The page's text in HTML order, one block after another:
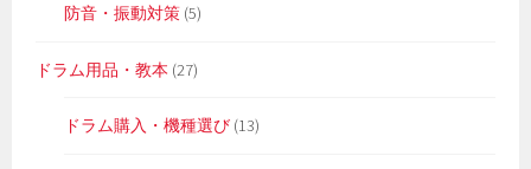
防音・振動対策 (5)
ドラム用品・教本 (27)
ドラム購入・機種選び (13)